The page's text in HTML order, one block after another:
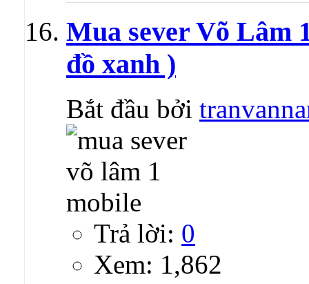
Mua sever Võ Lâm
đồ xanh )
Bắt đầu bởi
Trả lời: 0
Xem: 1,862